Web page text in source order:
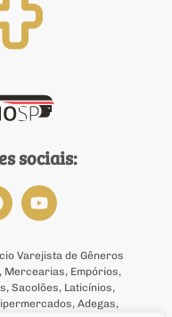
sociais:
Varejista de Gêneros
Mercearias, Empórios,
Sacolões, Laticínios,
Adegas,